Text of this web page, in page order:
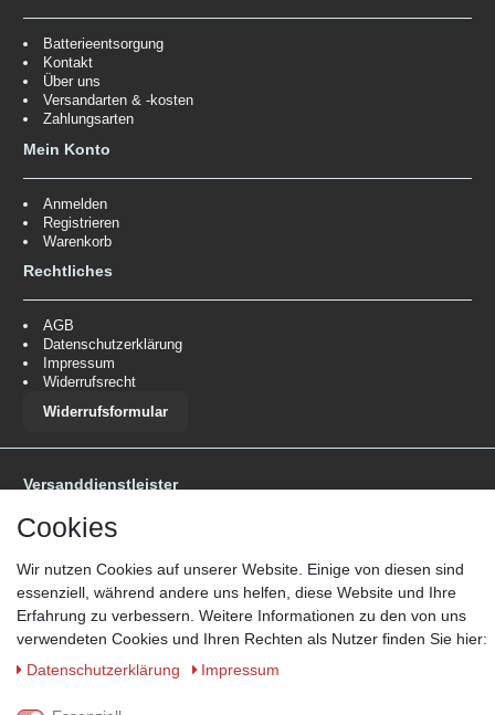
Batterieentsorgung
Kontakt
Über uns
Versandarten & -kosten
Zahlungsarten
Mein Konto
Anmelden
Registrieren
Warenkorb
Rechtliches
AGB
Datenschutzerklärung
Impressum
Widerrufsrecht
Widerrufsformular
Versanddienstleister
*Lieferzeit: 1-3 Werktage / 4-5 Werktage - je nach Artikelgruppe.
Informationen
Zahlungsmöglichkeiten
Cookies
Wir nutzen Cookies auf unserer Website. Einige von diesen sind
essenziell, während andere uns helfen, diese Website und Ihre
Erfahrung zu verbessern. Weitere Informationen zu den von uns
verwendeten Cookies und Ihren Rechten als Nutzer finden Sie hier:
Daten­schutz­erklärung
Impressum